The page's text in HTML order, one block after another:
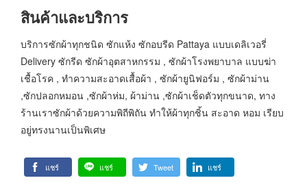
สินค้าและบริการ
บริการซักผ้าทุกชนิด ซักแห้ง ซักอบรีด Pattaya แบบเดลิเวอรี่
Delivery ซักรีด ซักผ้าอุตสาหกรรม , ซักผ้าโรงพยาบาล แบบฆ่า
เชื้อโรค , ทำความสะอาดเสื้อผ้า , ซักผ้ายูนิฟอร์ม , ซักผ้าม่าน
,ซักปลอกหมอน ,ซักผ้าห่ม, ผ้าม่าน ,ซักผ้าเช็ดตัวทุกขนาด, ทาง
ร้านเราซักผ้าด้วยความพิถีพิถัน ทำให้ผ้าทุกชิ้น สะอาด หอม เรียบ
อยู่ทรงนานเป็นพิเศษ
แชร์ แชร์ Tweet แชร์